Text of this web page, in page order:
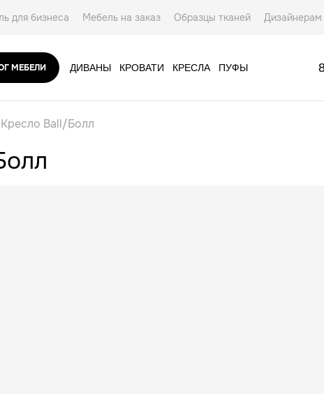
для бизнеса Мебель на заказ Образцы тканей Дизайнерам
МЕБЕЛИ ДИВАНЫ КРОВАТИ КРЕСЛА ПУФЫ
АКСЕССУАРЫ
Кресло Ball/Болл